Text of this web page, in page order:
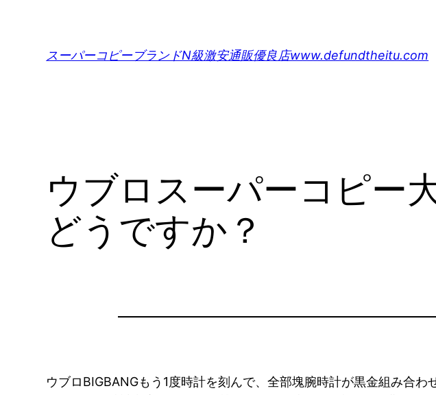
スーパーコピーブランドN級激安通販優良店www.defundtheitu.com
ウブロスーパーコピー
どうですか？
ウブロBIGBANGもう1度時計を刻んで、全部塊腕時計が黒金組み合